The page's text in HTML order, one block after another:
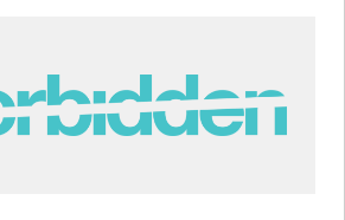
up for better results 🌐 Website design
HubSpot 🔌 Integrating HubSpot
🎓 Training your teams to be